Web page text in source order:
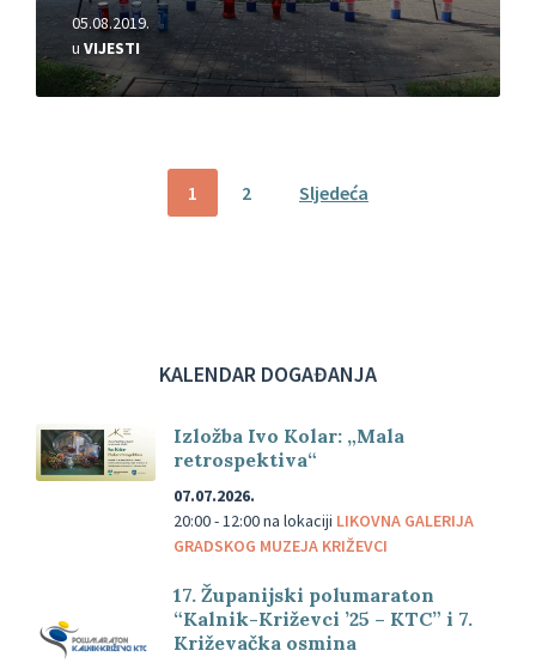
05.08.2019.
u VIJESTI
1 2 Sljedeća
KALENDAR DOGAĐANJA
Izložba Ivo Kolar: „Mala
retrospektiva“
07.07.2026.
20:00 - 12:00na lokaciji LIKOVNA GALERIJA
GRADSKOG MUZEJA KRIŽEVCI
17. Županijski polumaraton
“Kalnik-Križevci ’25 – KTC” i 7.
Križevačka osmina